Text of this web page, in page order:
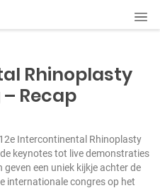
Rhinoplasty
Recap
Intercontinental Rhinoplasty
keynotes tot live demonstraties
een uniek kijkje achter de
internationale congres op het